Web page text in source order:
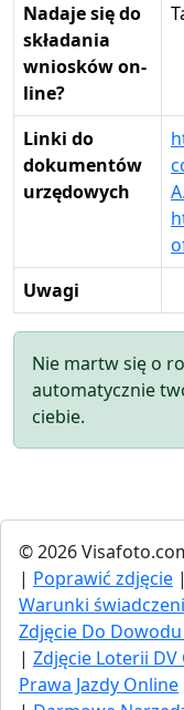
Nadaje się do
składania
wniosków on-
line?
Linki do
dokumentów
urzędowych
Uwagi
Nie martw się o
automatycznie
ciebie.
© 2026
| Poprawić zdjęcie |
Warunki
Zdjęcie Do
| Zdjęcie Loterii DV
Prawa Jazdy Online